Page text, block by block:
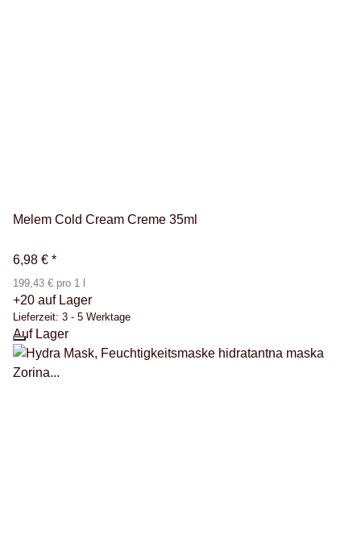
Melem Cold Cream Creme 35ml
6,98 € *
199,43 € pro 1 l
+20 auf Lager
Lieferzeit: 3 - 5 Werktage
Auf Lager